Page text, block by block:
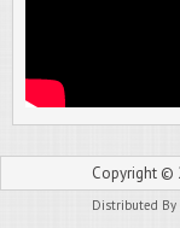
Copyright ©
Distributed By